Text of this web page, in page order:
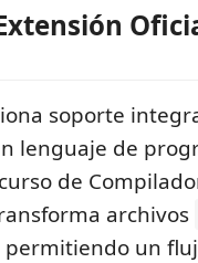
soporte
lenguaje de
de
archivos
permitiendo un